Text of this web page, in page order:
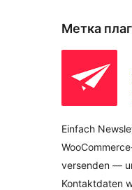
Метка
Einfach
versenden —
Kontaktdaten